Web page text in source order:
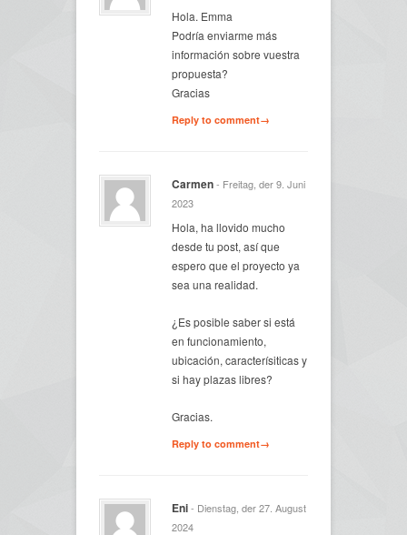
Hola. Emma
Podría enviarme más
información sobre vuestra
propuesta?
Gracias
Reply to comment→
Carmen- Freitag, der 9. Juni
2023
Hola, ha llovido mucho
desde tu post, así que
espero que el proyecto ya
sea una realidad.
¿Es posible saber si está
en funcionamiento,
ubicación, caracterísiticas y
si hay plazas libres?
Gracias.
Reply to comment→
Eni- Dienstag, der 27. August
2024